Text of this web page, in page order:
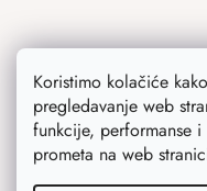
Koristimo kolačiće
pregledavanje web
funkcije, performanse
prometa na web